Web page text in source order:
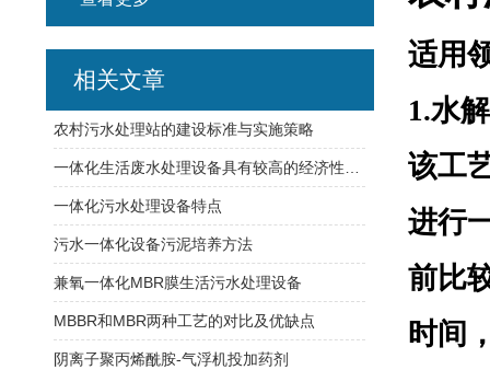
适用
1.水
该工
进行
前比
时间
相关文章
农村污水处理站的建设标准与实施策略
一体化污水处理设备特点
污水一体化设备污泥培养方法
兼氧一体化MBR膜生活污水处理设备
MBBR和MBR两种工艺的对比及优缺点
阴离子聚丙烯酰胺-气浮机投加药剂